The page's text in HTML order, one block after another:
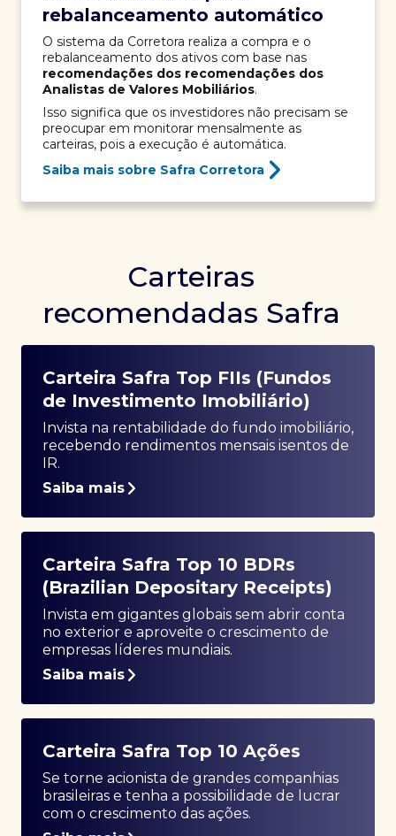
rebalanceamento automático
O sistema da Corretora realiza a compra e o
rebalanceamento dos ativos com base nas
recomendações dos recomendações dos
Analistas de Valores Mobiliários.
Isso significa que os investidores não precisam se
preocupar em monitorar mensalmente as
carteiras, pois a execução é automática.
Saiba mais sobre Safra Corretora
Carteiras
recomendadas Safra
Carteira Safra Top FIIs (Fundos
de Investimento Imobiliário)
Invista na rentabilidade do fundo imobiliário,
recebendo rendimentos mensais isentos de
IR.
Saiba mais
Carteira Safra Top 10 BDRs
(Brazilian Depositary Receipts)
Invista em gigantes globais sem abrir conta
no exterior e aproveite o crescimento de
empresas líderes mundiais.
Saiba mais
Carteira Safra Top 10 Ações
Se torne acionista de grandes companhias
brasileiras e tenha a possibilidade de lucrar
com o crescimento das ações.